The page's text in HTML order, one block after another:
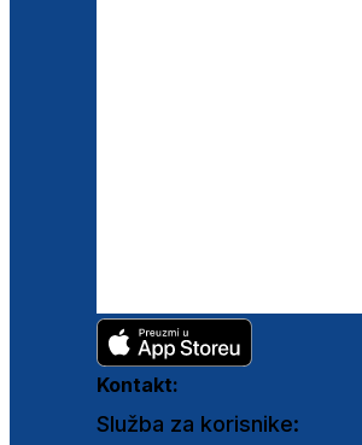
Kontakt:
Služba za korisnike: